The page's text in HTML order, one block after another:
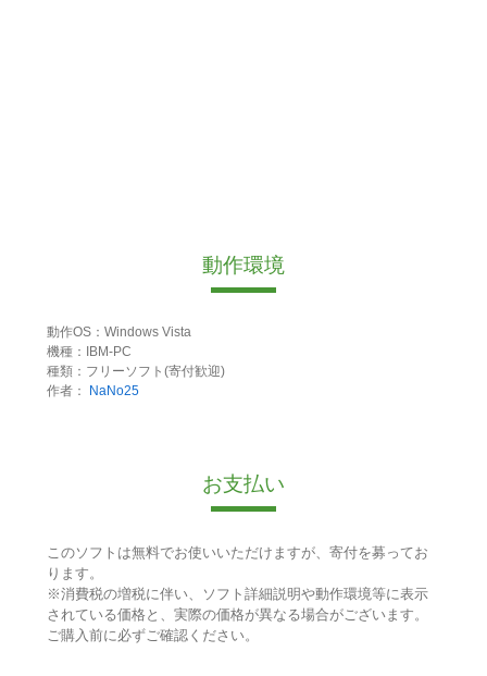
動作環境
動作OS：Windows Vista
機種：IBM-PC
種類：フリーソフト(寄付歓迎)
作者：
NaNo25
お支払い
このソフトは無料でお使いいただけますが、寄付を募ってお
ります。
※消費税の増税に伴い、ソフト詳細説明や動作環境等に表示
されている価格と、実際の価格が異なる場合がございます。
ご購入前に必ずご確認ください。